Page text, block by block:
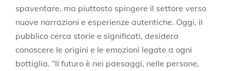
spaventare, ma piuttosto spingere il settore verso
nuove narrazioni e esperienze autentiche. Oggi, il
pubblico cerca storie e significati, desidera
conoscere le origini e le emozioni legate a ogni
bottiglia. “Il futuro è nei paesaggi, nelle persone,